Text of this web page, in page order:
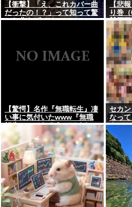
【衝撃】「え、これカバー曲
だったの！？」って知って驚
いた曲あげてけ
【悲
り巻
賛否
【驚愕】名作『無職転生』凄
い事に気付いたwww『無職
転生』ってなろうっぽくない
からおすすめって言われたか
ら見たのだけど…もしかし
て…
セカ
なっ
やで